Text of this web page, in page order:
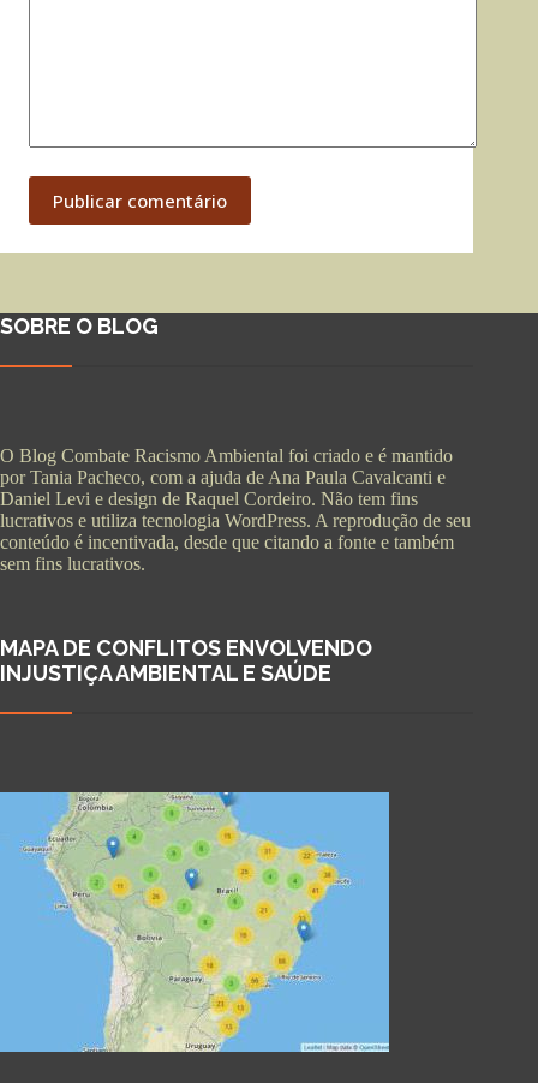
Publicar comentário
SOBRE O BLOG
O Blog Combate Racismo Ambiental foi criado e é mantido
por Tania Pacheco, com a ajuda de Ana Paula Cavalcanti e
Daniel Levi e design de Raquel Cordeiro. Não tem fins
lucrativos e utiliza tecnologia WordPress. A reprodução de seu
conteúdo é incentivada, desde que citando a fonte e também
sem fins lucrativos.
MAPA DE CONFLITOS ENVOLVENDO
INJUSTIÇA AMBIENTAL E SAÚDE